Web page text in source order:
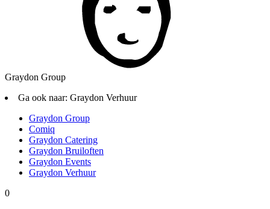
Graydon Group
Ga ook naar: Graydon Verhuur
Graydon Group
Comiq
Graydon Catering
Graydon Bruiloften
Graydon Events
Graydon Verhuur
0